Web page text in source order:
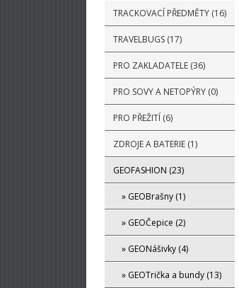
TRACKOVACÍ PŘEDMĚTY (16)
TRAVELBUGS (17)
PRO ZAKLADATELE (36)
PRO SOVY A NETOPÝRY (0)
PRO PŘEŽITÍ (6)
ZDROJE A BATERIE (1)
GEOFASHION (23)
» GEOBrašny (1)
» GEOČepice (2)
» GEONášivky (4)
» GEOTrička a bundy (13)